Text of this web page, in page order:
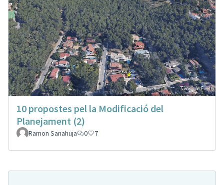
10 propostes pel la Modificació del
Planejament (2)
Ramon Sanahuja 0 7